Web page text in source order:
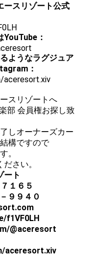
スリゾート公式
：
ようなラグジュア
：
aceresort.xiv
スリゾートへ
部 会員権お探し致
しオーナーズカー
構ですので
。
さい。
ート
１６５
９９４０
f1VF0LH
@aceresort
aceresort.xiv